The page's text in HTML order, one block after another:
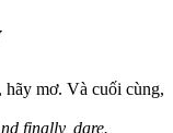
mơ. Và cuối cùng,
finally, dare.